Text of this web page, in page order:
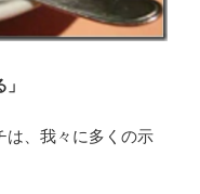
は、我々に多くの示